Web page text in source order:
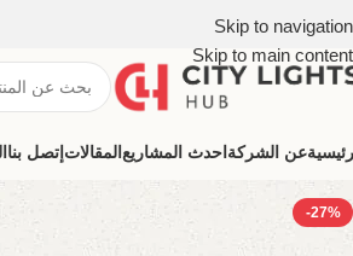
Skip to navigation
Skip to main content
عن الشركة احدث المشاريع المقالات إتصل بنا
-27%